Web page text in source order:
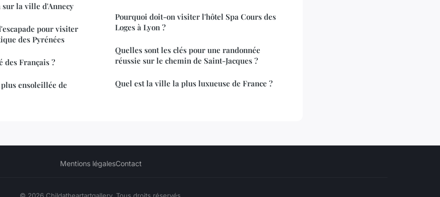
la ville d'Annecy
pour visiter
des Pyrénées
des Français ?
ensoleillée de
Pourquoi doit-on visiter l'hôtel Spa Cours des
Loges à Lyon ?
Quelles sont les clés pour une randonnée
réussie sur le chemin de Saint-Jacques ?
Quel est la ville la plus luxueuse de France ?
Mentions légalesContact